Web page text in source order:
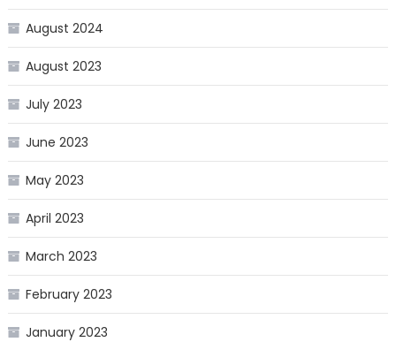
August 2024
August 2023
July 2023
June 2023
May 2023
April 2023
March 2023
February 2023
January 2023